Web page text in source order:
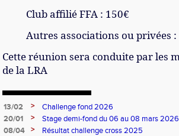
Club affilié FFA : 150€
Autres associations ou privées :
Cette réunion sera conduite par les
de la LRA
13/02 >
Challenge fond 2026
20/01
>
Stage demi-fond du 06 au 08 mars 2026
08/04
>
Résultat challenge cross 2025